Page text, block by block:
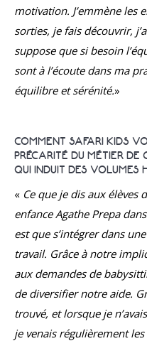
motivation. J’emmène les
sorties, je fais découvrir,
suppose que si besoin
sont à l’écoute dans ma
équilibre et sérénité.»
COMMENT SAFARI KIDS
PRÉCARITÉ DU MÉTIER DE
QUI INDUIT DES VOLUMES
« Ce que je dis aux
enfance Agathe Prepa
est que s’intégrer dans
travail. Grâce à notre
aux demandes de
de diversifier notre aide.
trouvé, et lorsque je
je venais régulièrement